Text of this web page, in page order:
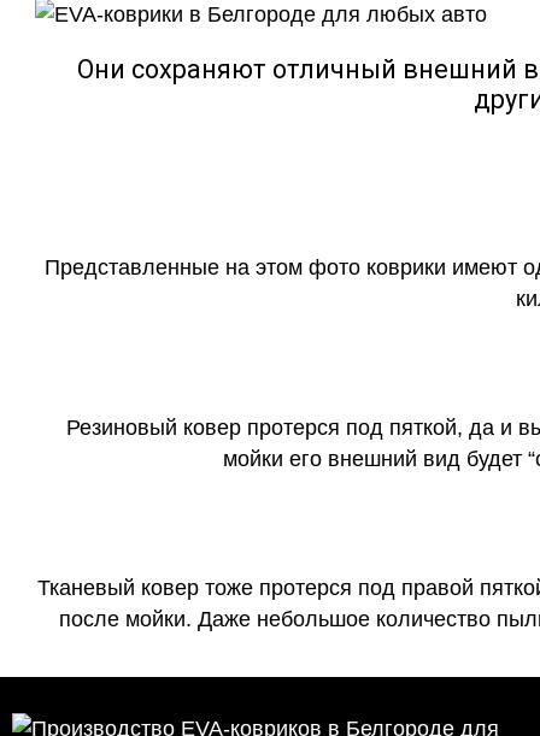
Они сохраняют отличный внешний
Представленные на этом фото коврики имеют
Резиновый ковер протерся под пяткой, да и
мойки его внешний вид будет
Тканевый ковер тоже протерся под правой
после мойки. Даже небольшое количество